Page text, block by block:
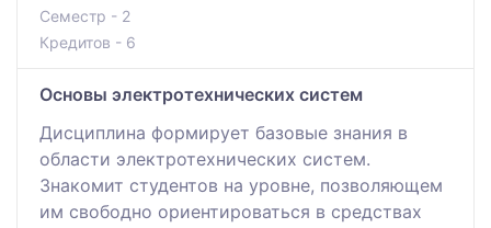
Семестр - 2
Кредитов - 6
Основы электротехнических систем
Дисциплина формирует базовые знания в
области электротехнических систем.
Знакомит студентов на уровне, позволяющем
им свободно ориентироваться в средствах